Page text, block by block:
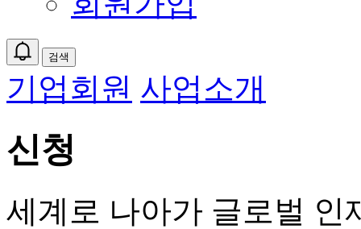
검색
기업회원 사업소개
신청
세계로 나아가 글로벌 인